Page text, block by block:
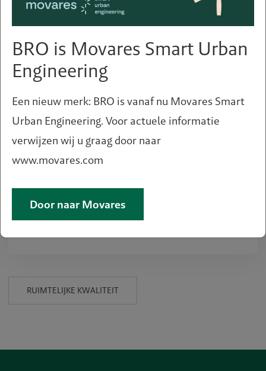
Een vraag of hulp nodig?
Meer informatie?
Neem dan contact op met:
Ruud Tak
RUIMTELIJKE KWALITEIT
BRO is Movares Smart Urban
Engineering
Een nieuw merk: BRO is vanaf nu Movares Smart
Urban Engineering. Voor actuele informatie
verwijzen wij u graag door naar
www.movares.com
Door naar Movares